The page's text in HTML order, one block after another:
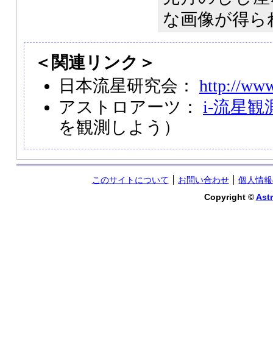
な画像が得
＜関連リンク＞
日本流星研究会： http://
アストロアーツ： i-流星観
を観測しよう）
このサイトについて お問い合わせ
個人情
Copyright ©